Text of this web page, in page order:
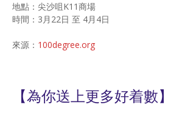
地點：尖沙咀K11商場
時間：3月22日 至 4月4日
來源： 100degree.org
【為你送上更多好着數】